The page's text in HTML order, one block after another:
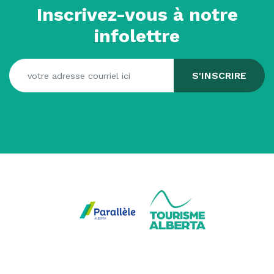
Inscrivez-vous à notre
infolettre